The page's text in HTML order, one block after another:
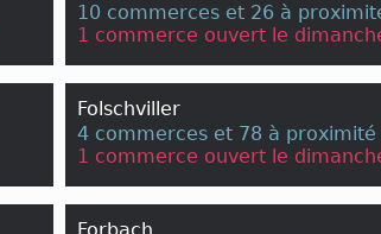
10 commerces et 26 à
1 commerce ouvert le
Folschviller
4 commerces et 78 à proximité
1 commerce ouvert le